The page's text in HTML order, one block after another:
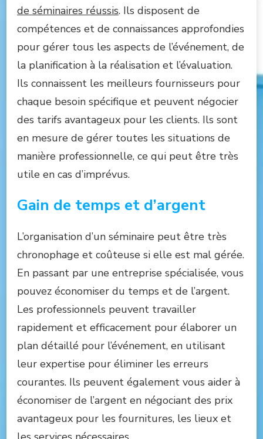
de séminaires réussis. Ils disposent de
compétences et de connaissances approfondies
pour gérer tous les aspects de l’événement, de
la planification à la réalisation et l’évaluation.
Ils connaissent les meilleurs fournisseurs pour
chaque besoin spécifique et peuvent négocier
des tarifs avantageux pour les clients. Ils sont
en mesure de gérer toutes les situations de
manière professionnelle, ce qui peut être très
utile en cas d’imprévus.
Gain de temps et d’argent
L’organisation d’un séminaire peut être très
chronophage et coûteuse si elle est mal gérée.
En passant par une entreprise spécialisée, vous
pouvez économiser du temps et de l’argent.
Les professionnels peuvent travailler
rapidement et efficacement pour élaborer un
plan détaillé pour l’événement, en utilisant
leur expertise pour éliminer les erreurs
courantes. Ils peuvent également vous aider à
économiser de l’argent en négociant des prix
avantageux pour les fournitures, les lieux et